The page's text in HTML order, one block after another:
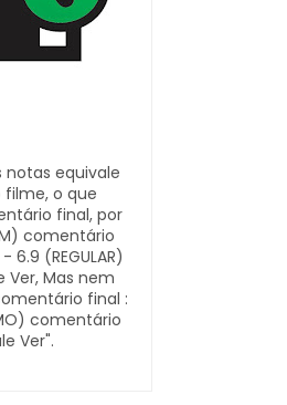
notas equivale
o que
final, por
comentário
(REGULAR)
Ver, Mas nem
final :
comentário
Ver".